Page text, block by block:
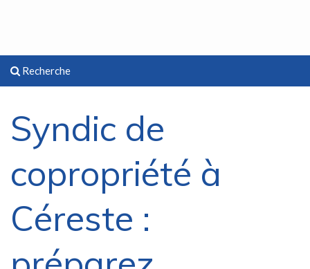
Recherche
Syndic de
copropriété à
Céreste :